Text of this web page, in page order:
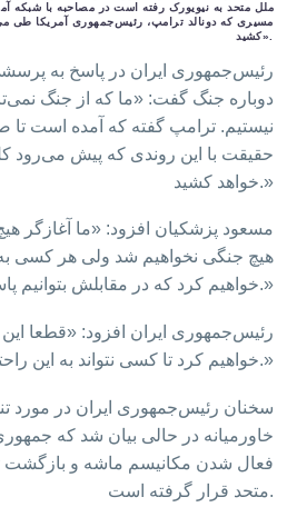
ملل متحد به نیویورک رفته است در مصاحبه با شبکه
مسیری که دونالد ترامپ، رئیس‌جمهوری آمریکا طی
کشید».
رئیس‌جمهوری ایران در پاسخ به
دوباره جنگ گفت: «ما که از جنگ
نیستیم. ترامپ گفته که آمده است تا
حقیقت با این روندی که پیش می‌رود
خواهد کشید.»
مسعود پزشکیان افزود: «ما آغازگر
هیچ جنگی نخواهیم شد ولی هر کسی
خواهیم کرد که در مقابلش بتوانیم پاسخ کوبنده بدهیم.»
رئیس‌جمهوری ایران افزود: «قطعا این
خواهیم کرد تا کسی نتواند به این راحتی به ما تجاوز کند.»
سخنان رئیس‌جمهوری ایران در مورد
خاورمیانه در حالی بیان شد که
فعال شدن مکانیسم ماشه و بازگشت
متحد قرار گرفته است.